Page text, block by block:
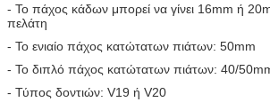
- Το πάχος κάδων μπορεί να γίνει 16mm ή
πελάτη
- Το ενιαίο πάχος κατώτατων πιάτων: 50mm
- Το διπλό πάχος κατώτατων πιάτων: 40/
- Τύπος δοντιών: V19 ή V20